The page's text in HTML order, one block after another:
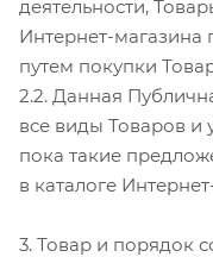
деятельности,
Интернет-магазина
путем покупки
2.2. Данная
все виды Товаров и
пока такие
в каталоге
3. Товар и порядок